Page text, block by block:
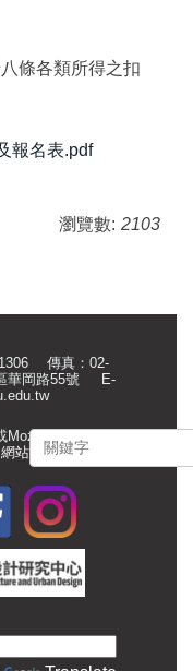
條各類所得之扣
報名表.pdf
瀏覽數: 2103
傳真：02-
華岡路55號
E-
Firefox等
網站管理